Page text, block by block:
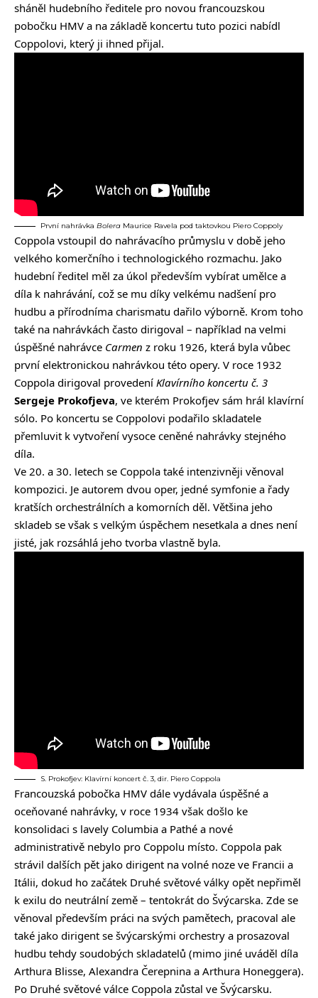
sháněl hudebního ředitele pro novou francouzskou
pobočku HMV a na základě koncertu tuto pozici nabídl
Coppolovi, který ji ihned přijal.
První nahrávka Bolera Maurice Ravela pod taktovkou Piero Coppoly
Coppola vstoupil do nahrávacího průmyslu v době jeho
velkého komerčního i technologického rozmachu. Jako
hudební ředitel měl za úkol především vybírat umělce a
díla k nahrávání, což se mu díky velkému nadšení pro
hudbu a přírodníma charismatu dařilo výborně. Krom toho
také na nahrávkách často dirigoval – například na velmi
úspěšné nahrávce Carmen z roku 1926, která byla vůbec
první elektronickou nahrávkou této opery. V roce 1932
Coppola dirigoval provedení Klavírního koncertu č. 3
Sergeje Prokofjeva, ve kterém Prokofjev sám hrál klavírní
sólo. Po koncertu se Coppolovi podařilo skladatele
přemluvit k vytvoření vysoce ceněné nahrávky stejného
díla.
Ve 20. a 30. letech se Coppola také intenzivněji věnoval
kompozici. Je autorem dvou oper, jedné symfonie a řady
kratších orchestrálních a komorních děl. Většina jeho
skladeb se však s velkým úspěchem nesetkala a dnes není
jisté, jak rozsáhlá jeho tvorba vlastně byla.
S. Prokofjev: Klavírní koncert č. 3, dir. Piero Coppola
Francouzská pobočka HMV dále vydávala úspěšné a
oceňované nahrávky, v roce 1934 však došlo ke
konsolidaci s lavely Columbia a Pathé a nové
administrativě nebylo pro Coppolu místo. Coppola pak
strávil dalších pět jako dirigent na volné noze ve Francii a
Itálii, dokud ho začátek Druhé světové války opět nepřiměl
k exilu do neutrální země – tentokrát do Švýcarska. Zde se
věnoval především práci na svých pamětech, pracoval ale
také jako dirigent se švýcarskými orchestry a prosazoval
hudbu tehdy soudobých skladatelů (mimo jiné uváděl díla
Arthura Blisse, Alexandra Čerepnina a Arthura Honeggera).
Po Druhé světové válce Coppola zůstal ve Švýcarsku.